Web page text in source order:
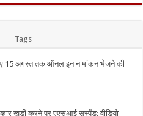
Tags
15 अगस्त तक ऑनलाइन नामांकन भेजने की
खड़ी करने पर एएसआई सस्पेंड: वीडियो